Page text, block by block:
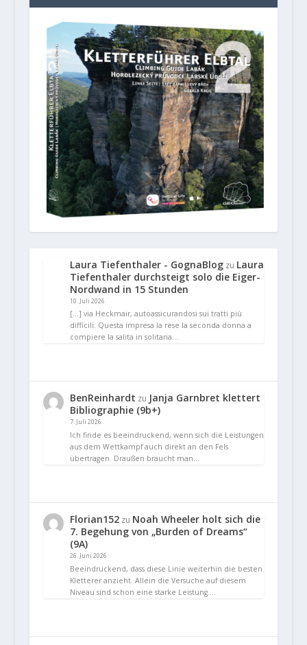
Laura Tiefenthaler - GognaBlogzu Laura
Tiefenthaler durchsteigt solo die Eiger-
Nordwand in 15 Stunden
10. Juli 2026
[…] via Heckmair, autoassicurandosi sui tratti più
difficili. Questa impresa la rese la seconda donna a
compiere la salita in solitaria…
BenReinhardt zu Janja Garnbret klettert
Bibliographie (9b+)
7. Juli 2026
Ich finde es beeindruckend, wenn sich die Leistungen
aus dem Wettkampf auch direkt an den Fels
übertragen. Draußen braucht man…
Florian152zu Noah Wheeler holt sich die
7. Begehung von „Burden of Dreams“
(9A)
26. Juni 2026
Beeindruckend, dass diese Linie weiterhin die besten
Kletterer anzieht. Allein die Versuche auf diesem
Niveau sind schon eine starke Leistung.…